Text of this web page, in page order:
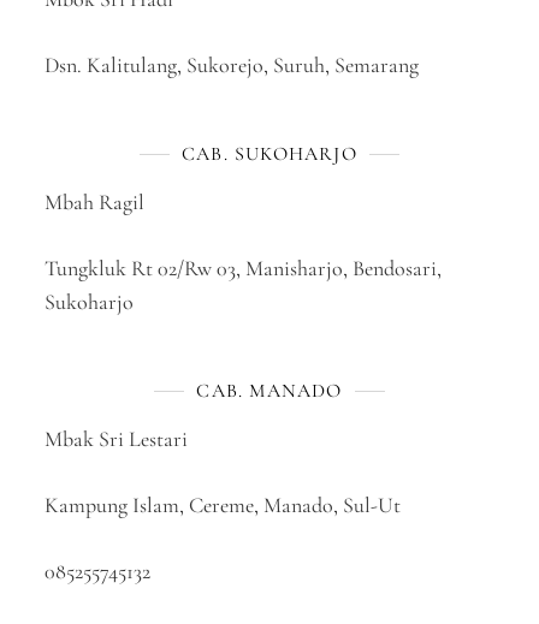
Dsn. Kalitulang, Sukorejo, Suruh, Semarang
CAB. SUKOHARJO
Mbah Ragil
Tungkluk Rt 02/Rw 03, Manisharjo, Bendosari,
Sukoharjo
CAB. MANADO
Mbak Sri Lestari
Kampung Islam, Cereme, Manado, Sul-Ut
085255745132